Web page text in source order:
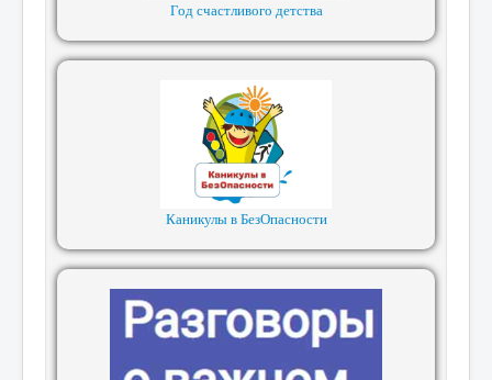
Год счастливого детства
Каникулы в БезОпасности